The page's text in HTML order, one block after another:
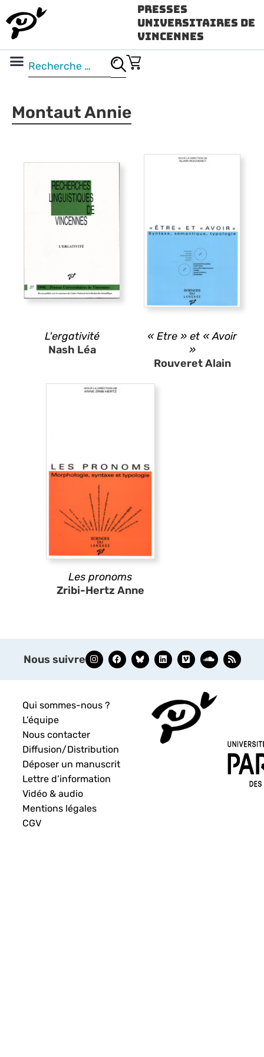
Presses
Universitaires de
Vincennes
Montaut Annie
L'ergativité
Nash Léa
« Etre » et « Avoir
»
Rouveret Alain
Les pronoms
Zribi-Hertz Anne
Nous suivre
Qui sommes-nous ?
L’équipe
Nous contacter
Diffusion/Distribution
Déposer un manuscrit
Lettre d’information
Vidéo & audio
Mentions légales
CGV